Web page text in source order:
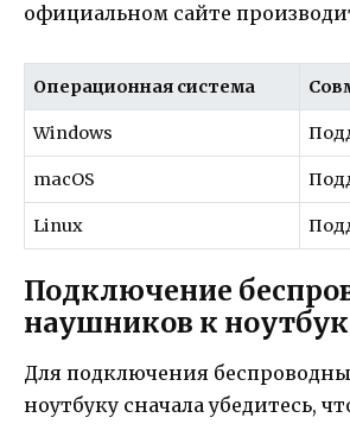
официальном сайте
Операционная система
Windows
macOS
Linux
Подключение
наушников к
Для подключения
ноутбуку сначала убедитесь,